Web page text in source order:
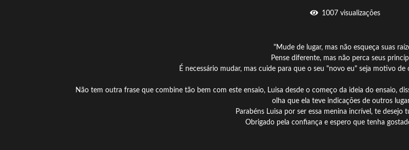
1007 visualizações
"Mude de lugar, mas não esqueça suas
Pense diferente, mas não perca seus
É necessário mudar, mas cuide para que o seu "novo eu" seja motivo
Não tem outra frase que combine tão bem com este ensaio, Luisa desde o começo da ideia do ensaio,
olha que ela teve indicações de outros
Parabéns Luisa por ser essa menina incrível, te desejo
Obrigado pela confiança e espero que tenha